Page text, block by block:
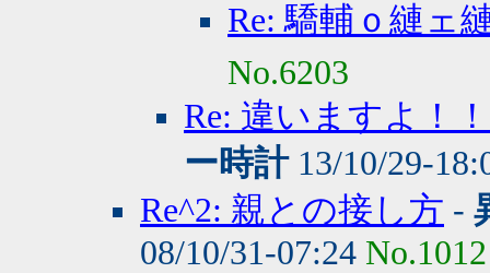
Re: 驕輔ｏ縺
No.6203
Re: 違いますよ！
ー時計13/10/29-
Re^2: 親との接し方 -
08/10/31-07:24 No.1012